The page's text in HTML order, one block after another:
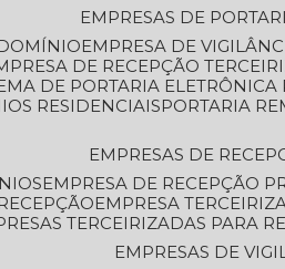
EMPRESAS DE
EMPRESA DE
DE RECEPÇÃO
DE PORTARIA
RESIDENCIAIS
PORTARIA
EMPRESAS DE
EMPRESA DE RECEPÇÃO
EMPRESA
TERCEIRIZADAS PARA
EMPRESAS DE